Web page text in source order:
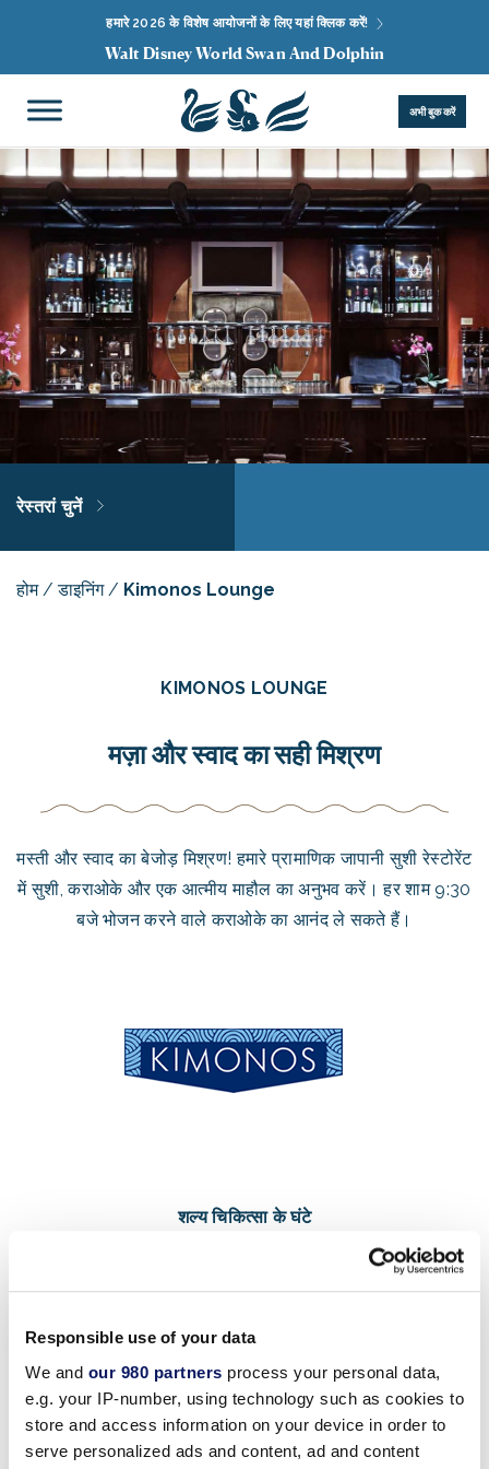
Responsible use of your data
We and our 980 partners process your personal data,
e.g. your IP-number, using technology such as cookies to
store and access information on your device in order to
serve personalized ads and content, ad and content
हमारे 2026 के विशेष आयोजनों के लिए यहां क्लिक करें!
Walt Disney World Swan And Dolphin
अभी बुक करें
रेस्तरां चुनें
होम/डाइनिंग/ Kimonos Lounge
KIMONOS LOUNGE
मज़ा और स्वाद का सही मिश्रण
मस्ती और स्वाद का बेजोड़ मिश्रण! हमारे प्रामाणिक जापानी सुशी रेस्टोरेंट
में सुशी, कराओके और एक आत्मीय माहौल का अनुभव करें। हर शाम 9:30
बजे भोजन करने वाले कराओके का आनंद ले सकते हैं।
शल्य चिकित्सा के घंटे
खुलने का समय बदल सकता है। कृपया
इस सप्ताह के उद्घाटन की तारीखों और समय कीअद्यतन सूची के लिए .